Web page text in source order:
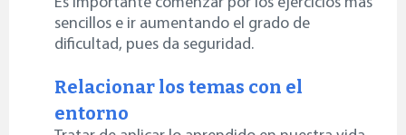
sencillos e ir aumentando el grado de
dificultad, pues da seguridad.
Relacionar los temas con el
entorno